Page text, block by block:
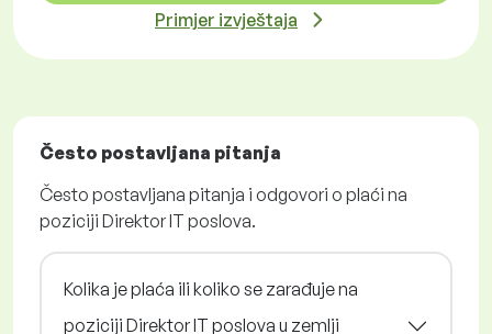
Primjer izvještaja
Često postavljana pitanja
Često postavljana pitanja i odgovori o plaći na
poziciji Direktor IT poslova.
Kolika je plaća ili koliko se zarađuje na
poziciji Direktor IT poslova u zemlji